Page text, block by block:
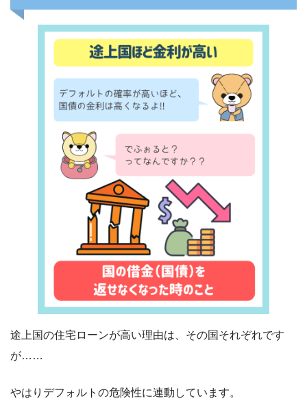
途上国の住宅ローンが高い理由は、その国それぞれです
が……
やはりデフォルトの危険性に連動しています。